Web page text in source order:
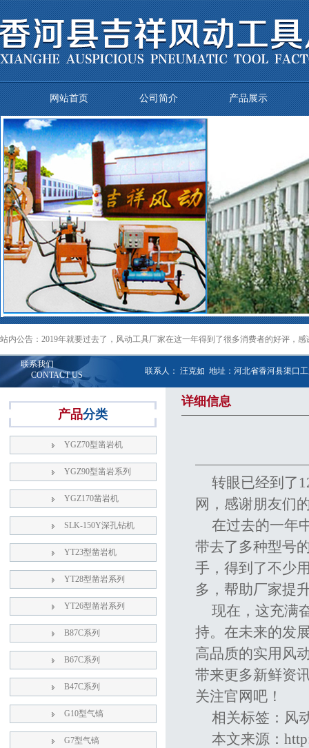
网站首页 公司简介 产品展示
站内公告：2019年就要过去了，风动工具厂家在这一年得到了很多消费者的好评，
联系我们
CONTACT US
联系人： 汪克如 地址：河北省香河县渠口
详细信息
转眼已经到了
网，感谢朋友们
在过去的一年
带去了多种型号
手，得到了不少
多，帮助厂家提
现在，这充满
持。在未来的发
高品质的实用风
带来更多新鲜资
关注官网吧！
相关标签： 风
本文来源：
产品分类
YGZ70型凿岩机
YGZ90型凿岩系列
YGZ170凿岩机
SLK-150Y深孔钻机
YT23型凿岩机
YT28型凿岩系列
YT26型凿岩系列
B87C系列
B67C系列
B47C系列
G10型气镐
G7型气镐